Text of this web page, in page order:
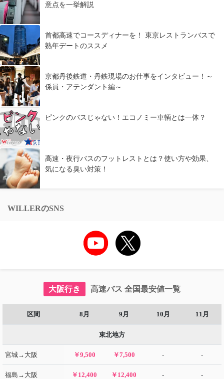
意点を一挙解説
首都高速でコースディナーを！ 東京レストランバスで
熟年デートのススメ
京都丹後鉄道・丹鉄現場のお仕事をインタビュー！～
係員・アテンダント編～
ピンクのバスじゃない！エコノミー車輌とは一体？
高速・夜行バスのフットレストとは？使い方や効果、
気になる臭い対策！
WILLERのSNS
大阪行き 高速バス 全国最安値一覧
区間 8月 9月 10月 11月
東北地方
宮城→大阪 ￥9,500 ￥7,500 - -
福島→大阪 ￥12,400 ￥12,400 - -